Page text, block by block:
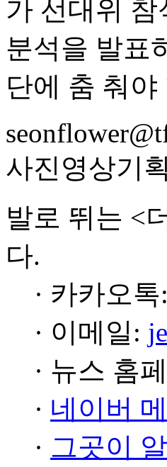
가 선대위
분석을 발표
단에 춤 춰
사진영상기
발로 뛰는 <
다.
· 카카오
· 이메일:
· 뉴스 홈
· 네이버
· 그곳이